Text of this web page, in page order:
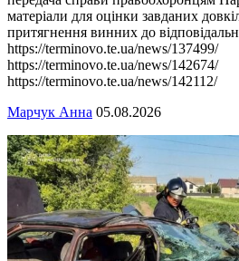
матеріали для оцінки завданих
притягнення винних до
https://terminovo.te.ua/news/137499/
https://terminovo.te.ua/news/142674/
https://terminovo.te.ua/news/142112/
Марчук Анна 05.08.2026